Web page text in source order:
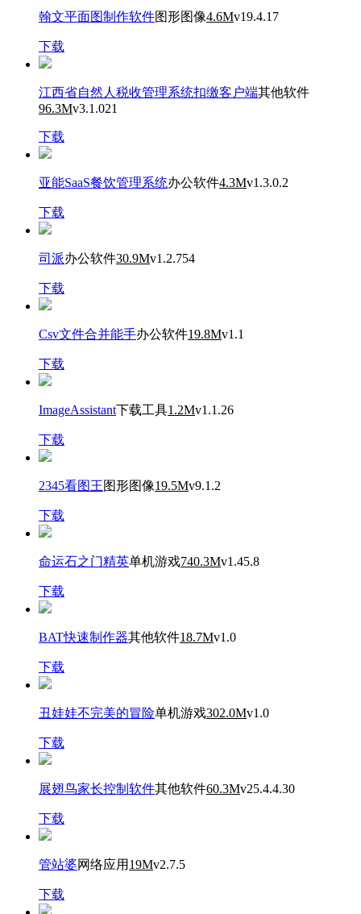
翰文平面图制作软件图形图像4.6Mv19.4.17
下载
江西省自然人税收管理系统扣缴客户端其他软件
96.3Mv3.1.021
下载
亚能SaaS餐饮管理系统办公软件4.3Mv1.3.0.2
下载
司派办公软件30.9Mv1.2.754
下载
Csv文件合并能手办公软件19.8Mv1.1
下载
ImageAssistant下载工具1.2Mv1.1.26
下载
2345看图王图形图像19.5Mv9.1.2
下载
命运石之门精英单机游戏740.3Mv1.45.8
下载
BAT快速制作器其他软件18.7Mv1.0
下载
丑娃娃不完美的冒险单机游戏302.0Mv1.0
下载
展翅鸟家长控制软件其他软件60.3Mv25.4.4.30
下载
管站婆网络应用 19Mv2.7.5
下载